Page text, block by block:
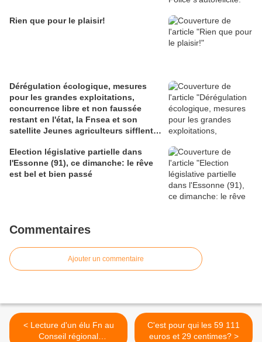
Rien que pour le plaisir!
Dérégulation écologique, mesures
pour les grandes exploitations,
concurrence libre et non faussée
restant en l'état, la Fnsea et son
satellite Jeunes agriculteurs sifflent
Election législative partielle dans
l'Essonne (91), ce dimanche: le rêve
est bel et bien passé
Commentaires
Ajouter un commentaire
< Lecture d'un élu Fn au
Conseil régional
C'est pour qui les 59 111
euros et 29 centimes? >